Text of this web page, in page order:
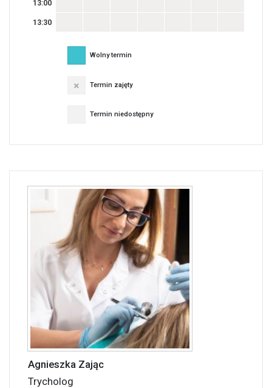
13:00
13:30
Wolny termin
Termin zajęty
Termin niedostępny
Agnieszka Zając
Trycholog